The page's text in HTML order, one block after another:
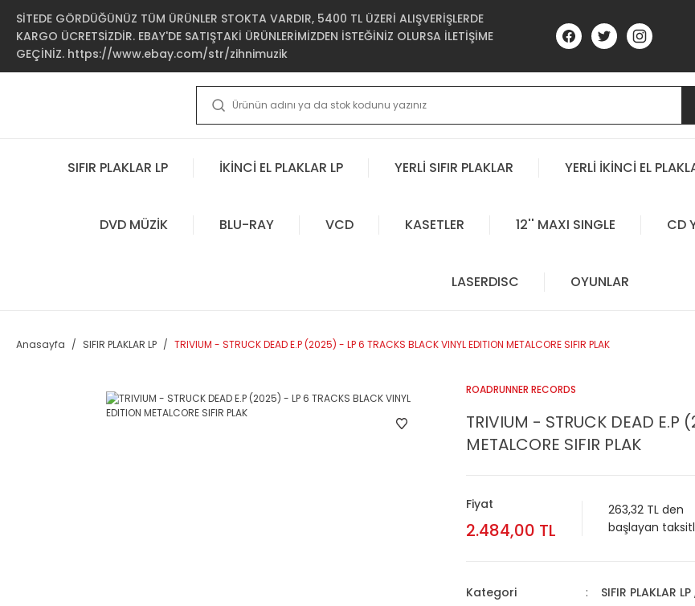
SİTEDE GÖRDÜĞÜNÜZ TÜM ÜRÜNLER STOKTA VARDIR, 5400 TL ÜZERİ ALIŞVERİŞLERDE
KARGO ÜCRETSİZDİR. EBAY'DE SATIŞTAKİ ÜRÜNLERİMİZDEN İSTEĞİNİZ OLURSA İLETİŞİME
GEÇİNİZ. https://www.ebay.com/str/zihnimuzik
SIFIR PLAKLAR LP İKİNCİ EL PLAKLAR LP YERLİ SIFIR PLAKLAR YERLİ İKİNCİ EL
DVD MÜZİK BLU-RAY VCD KASETLER 12'' MAXI SINGLE CD
LASERDISC OYUNLAR
Anasayfa SIFIR PLAKLAR LP TRIVIUM - STRUCK DEAD E.P (2025) - LP 6 TRACKS BLACK VINYL EDITION METALCORE SIFIR PLAK
ROADRUNNER RECORDS
TRIVIUM - STRUCK DEAD E.P
METALCORE SIFIR PLAK
Fiyat
2.484,00 TL
263,32 TL den
başlayan
Kategori SIFIR PLAKLAR LP